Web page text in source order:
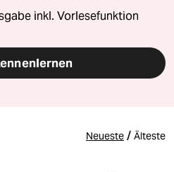
inkl. Vorlesefunktion
Neueste / Älteste